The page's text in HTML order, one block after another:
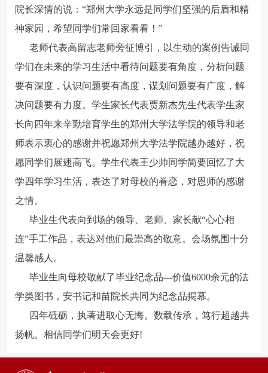
院长深情的说：“郑州大学永远是同学们坚强的后盾和精
神家园，希望同学们常回家看看！”
老师代表高留志老师旁征博引，以生动的案例告诫同
学们在未来的学习生活中看待问题要有角度，分析问题
要有深度，认识问题要有高度，谋划问题要有广度，解
决问题要有力度。学生家长代表贾新杰先生代表学生家
长向四年来辛勤培育学生的郑州大学法学院的领导和老
师表示衷心的感谢并祝愿郑州大学法学院越办越好，祝
愿同学们展翅高飞。学生代表王少帅同学简要回忆了大
学四年学习生活，表达了对母校的眷恋，对恩师的感谢
之情。
毕业生代表向到场的领导、老师、家长献“心心相
连”手工作品，表达对他们最崇高的敬意。会场氛围十分
温馨感人。
毕业生向母校敬献了毕业纪念品---价值6000余元的法
学类图书，安书记和苗院长共同为纪念品揭幕。
四年砥砺，执著进取心无悔。数载传承，笃行超越共
扬帆。相信同学们明天会更好!